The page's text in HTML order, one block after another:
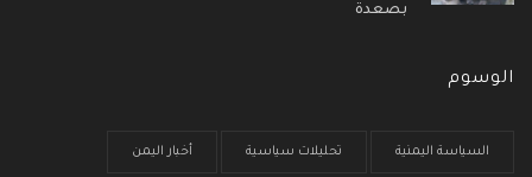
بصعدة
الوسوم
السياسة اليمنية تحليلات سياسية أخبار اليمن